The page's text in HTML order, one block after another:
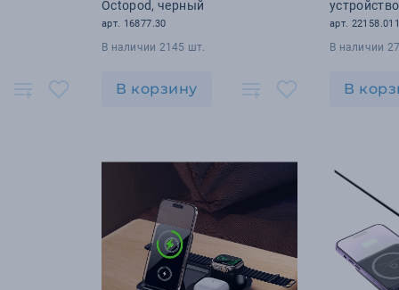
Octopod, черный
арт. 16877.30
В наличии 2145 шт.
В корзину
арт. 22158.011
В наличии
В